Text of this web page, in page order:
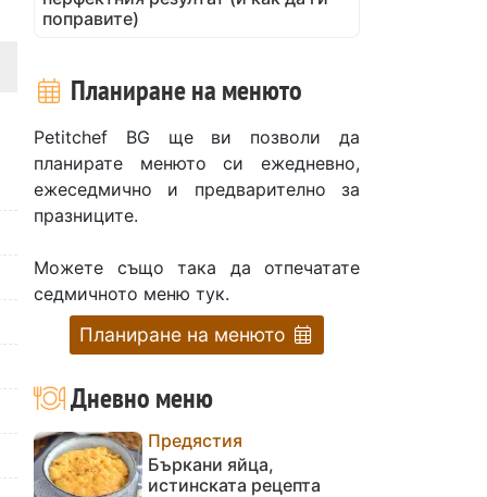
поправите)
Планиране на менюто
Petitchef BG ще ви позволи да
планирате менюто си ежедневно,
ежеседмично и предварително за
празниците.
Можете също така да отпечатате
седмичното меню тук.
Планиране на менюто
Дневно меню
Предястия
Бъркани яйца,
истинската рецепта